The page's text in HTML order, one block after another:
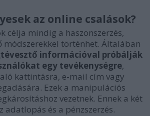
az online csalások?
célja mindig a haszonszerzés,
módszerekkel történhet. Általában
információval próbálják
egy tevékenységre,
kattintásra, e-mail cím vagy
Ezek a manipulációs
vezetnek. Ennek a két
és a pénzszerzés.